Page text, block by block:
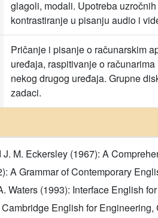
glagoli, modali. Upotreba
kontrastiranje u pisanju audio i
Pričanje i pisanje o računarskim
uređaja, raspitivanje o
nekog drugog uređaja. Grupne
zadaci.
J. M. Eckersley (1967): A
A Grammar of Contemporary
Waters (1993): Interface English
English for